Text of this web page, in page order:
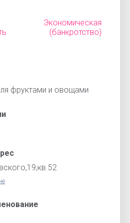
Экономическая
(банкротство)
фруктами и овощами